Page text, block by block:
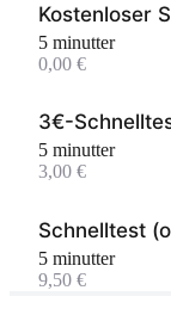
Kostenloser
5 minutter
0,00 €
3€-
5 minutter
3,00 €
Schnelltest
5 minutter
9,50 €